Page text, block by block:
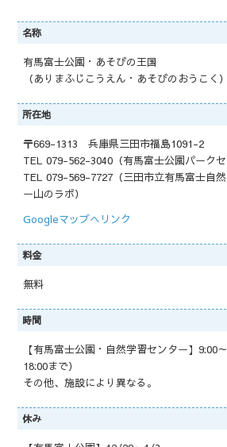
名称
有馬富士公園・あそびの王国
（ありまふじこうえん・あそびのおうこく）
所在地
〒669-1313 兵庫県三田市福島1091-2
TEL 079-562-3040（有馬富士公園パークセ
TEL 079-569-7727（三田市立有馬富士自
ー山のラボ）
Googleマップへリンク
料金
無料
時間
【有馬富士公園・自然学習センター】9:00
18:00まで）
その他、施設により異なる。
休み